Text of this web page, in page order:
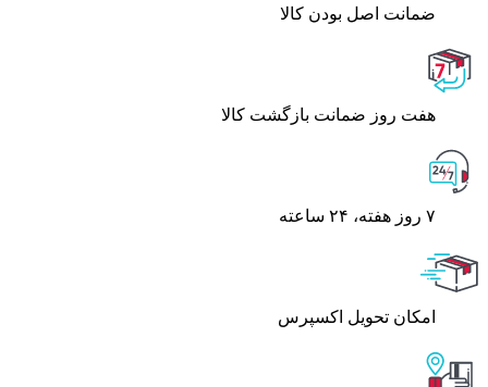
ﺿﻤﺎﻧﺖ اﺻﻞ ﺑﻮدن ﮐﺎﻟﺎ
هفت روز ضمانت بازگشت کالا
۷ روز ﻫﻔﺘﻪ، ۲۴ ﺳﺎﻋﺘﻪ
اﻣﮑﺎن ﺗﺤﻮﯾﻞ اﮐﺴﭙﺮس